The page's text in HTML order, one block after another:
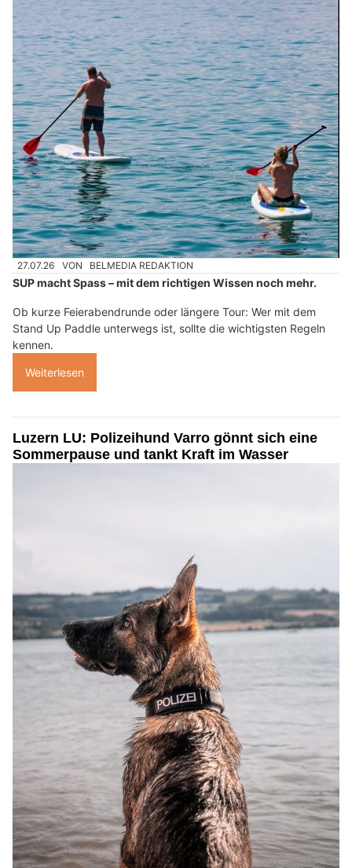
27.07.26 VON BELMEDIA REDAKTION
SUP macht Spass – mit dem richtigen Wissen noch mehr.
Ob kurze Feierabendrunde oder längere Tour: Wer mit dem
Stand Up Paddle unterwegs ist, sollte die wichtigsten Regeln
kennen.
Weiterlesen
Luzern LU: Polizeihund Varro gönnt sich eine
Sommerpause und tankt Kraft im Wasser